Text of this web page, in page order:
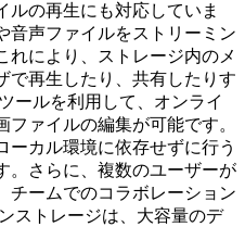
ルの再生にも対応していま
音声ファイルをストリーミン
れにより、ストレージ内のメ
で再生したり、共有したりす
ールを利用して、オンライ
ァイルの編集が可能です。
ーカル環境に依存せずに行う
。さらに、複数のユーザーが
チームでのコラボレーション
ストレージは、大容量のデ